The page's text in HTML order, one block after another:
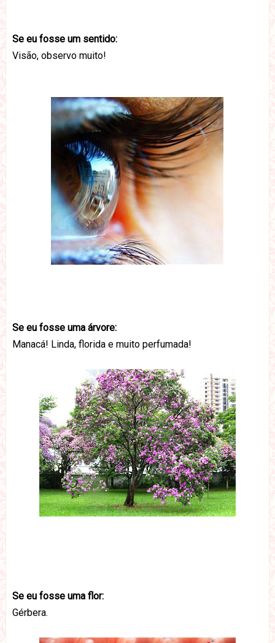
Se eu fosse um sentido:
Visão, observo muito!
Se eu fosse uma árvore:
Manacá! Linda, florida e muito perfumada!
Se eu fosse uma flor:
Gérbera.